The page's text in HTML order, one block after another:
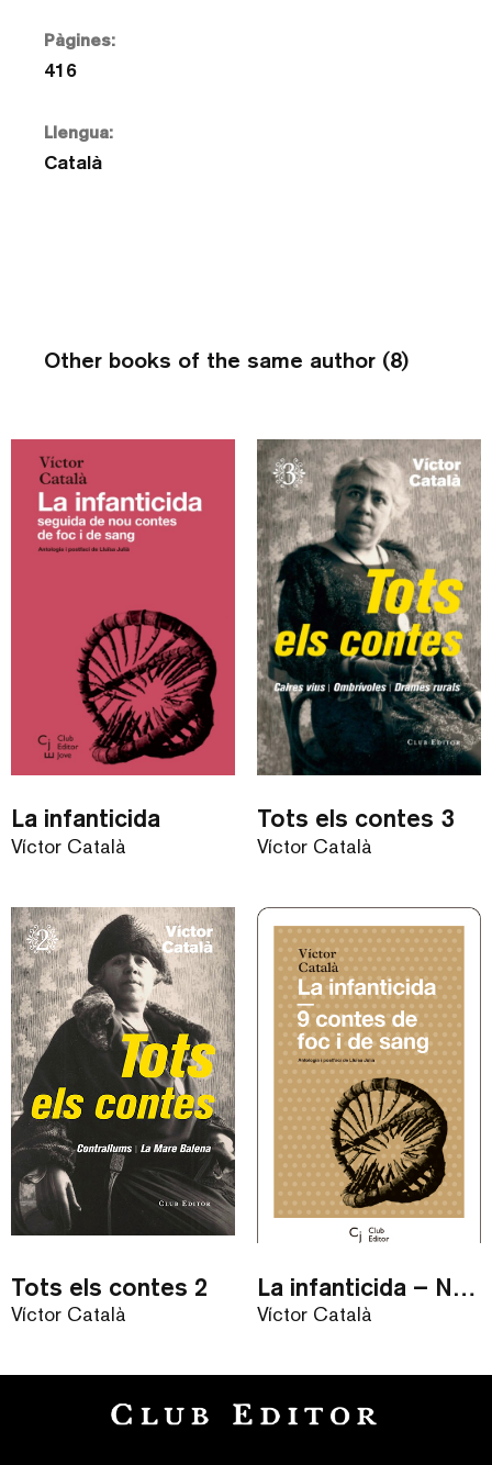
Pàgines:
416
Llengua:
Català
Other books of the same author (8)
La infanticida
Víctor Català
Tots els contes 3
Víctor Català
Tots els contes 2
Víctor Català
La infanticida – Nou Contes / eBook
Víctor Català